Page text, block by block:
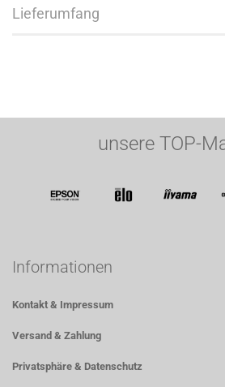
Lieferumfang
unsere TOP-
Informationen
Kontakt & Impressum
Versand & Zahlung
Privatsphäre & Datenschutz